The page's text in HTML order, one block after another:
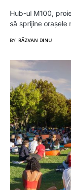
Hub-ul M100,
să sprijine
BY RĂZVAN DINU